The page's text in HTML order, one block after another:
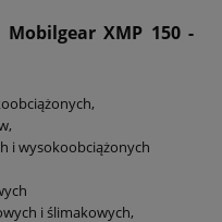
XMP 150 -
i wysokoobciążonych
i ślimakowych,